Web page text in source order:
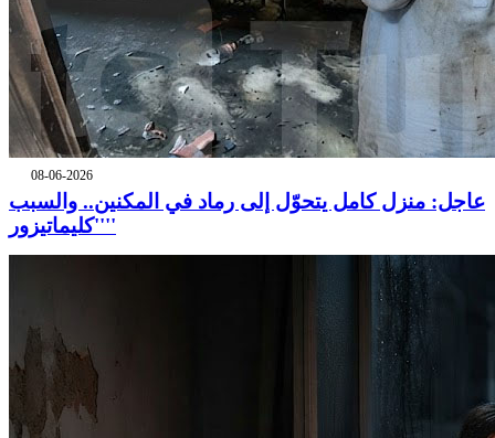
08-06-2026
عاجل: منزل كامل يتحوّل إلى رماد في المكنين.. والسبب
''كليماتيزور''